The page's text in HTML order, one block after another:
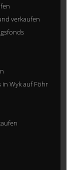
verkaufen
in Wyk auf Föhr